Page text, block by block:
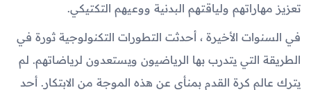
تعزيز مهاراتهم ولياقتهم البدنية ووعيهم التكتيكي.
في السنوات الأخيرة ، أحدثت التطورات التكنولوجية ثورة في
الطريقة التي يتدرب بها الرياضيون ويستعدون لرياضاتهم. لم
يترك عالم كرة القدم بمنأى عن هذه الموجة من الابتكار. أحد